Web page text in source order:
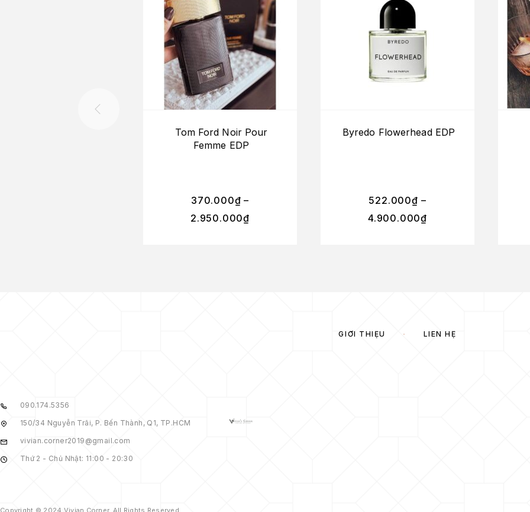
Tom Ford Noir Pour
Femme EDP
370.000₫ –
2.950.000₫
Byredo Flowerhead EDP
522.000₫ –
4.900.000₫
GIỚI THIỆU LIÊN HỆ
090.174.5356
150/34 Nguyễn Trãi, P. Bến Thành, Q1, TP.HCM
vivian.corner2019@gmail.com
Thứ 2 - Chủ Nhật: 11:00 - 20:30
Copyright © 2024 Vivian Corner. All Rights Reserved.